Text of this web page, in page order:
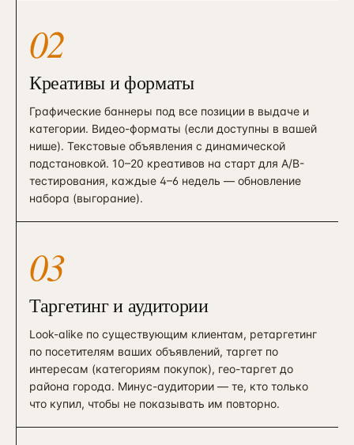
02
Креативы и форматы
Графические баннеры под все позиции в выдаче и
категории. Видео-форматы (если доступны в вашей
нише). Текстовые объявления с динамической
подстановкой. 10–20 креативов на старт для A/B-
тестирования, каждые 4–6 недель — обновление
набора (выгорание).
03
Таргетинг и аудитории
Look-alike по существующим клиентам, ретаргетинг
по посетителям ваших объявлений, таргет по
интересам (категориям покупок), гео-таргет до
района города. Минус-аудитории — те, кто только
что купил, чтобы не показывать им повторно.